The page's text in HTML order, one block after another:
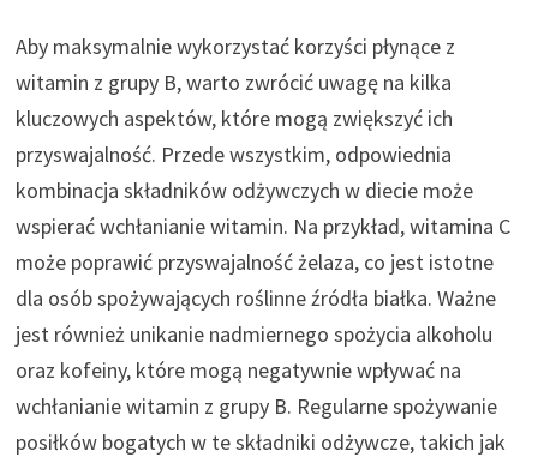
Aby maksymalnie wykorzystać korzyści płynące z
witamin z grupy B, warto zwrócić uwagę na kilka
kluczowych aspektów, które mogą zwiększyć ich
przyswajalność. Przede wszystkim, odpowiednia
kombinacja składników odżywczych w diecie może
wspierać wchłanianie witamin. Na przykład, witamina C
może poprawić przyswajalność żelaza, co jest istotne
dla osób spożywających roślinne źródła białka. Ważne
jest również unikanie nadmiernego spożycia alkoholu
oraz kofeiny, które mogą negatywnie wpływać na
wchłanianie witamin z grupy B. Regularne spożywanie
posiłków bogatych w te składniki odżywcze, takich jak